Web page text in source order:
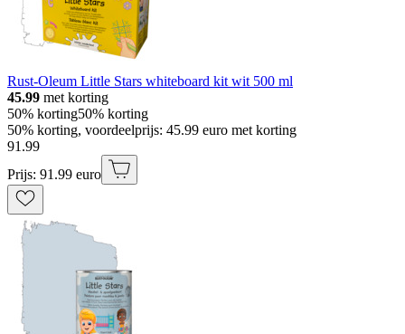
Rust-Oleum Little Stars whiteboard kit wit 500 ml
45.99 met korting
50% korting50% korting
50% korting, voordeelprijs: 45.99 euro met korting
91 .99
Prijs: 91.99 euro